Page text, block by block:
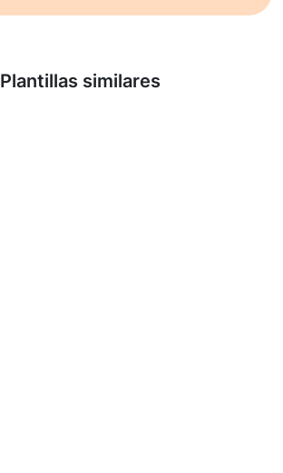
Plantillas similares
Saber más